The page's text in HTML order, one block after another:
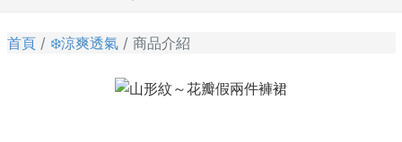
首頁 ❄️涼爽透氣 商品介紹